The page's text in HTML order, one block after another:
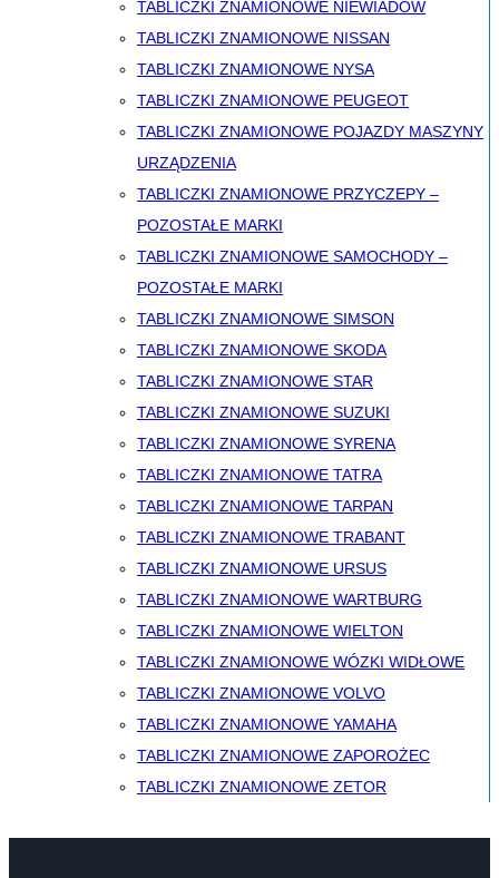
TABLICZKI ZNAMIONOWE NIEWIADÓW
TABLICZKI ZNAMIONOWE NISSAN
TABLICZKI ZNAMIONOWE NYSA
TABLICZKI ZNAMIONOWE PEUGEOT
TABLICZKI ZNAMIONOWE POJAZDY MASZYNY
URZĄDZENIA
TABLICZKI ZNAMIONOWE PRZYCZEPY –
POZOSTAŁE MARKI
TABLICZKI ZNAMIONOWE SAMOCHODY –
POZOSTAŁE MARKI
TABLICZKI ZNAMIONOWE SIMSON
TABLICZKI ZNAMIONOWE SKODA
TABLICZKI ZNAMIONOWE STAR
TABLICZKI ZNAMIONOWE SUZUKI
TABLICZKI ZNAMIONOWE SYRENA
TABLICZKI ZNAMIONOWE TATRA
TABLICZKI ZNAMIONOWE TARPAN
TABLICZKI ZNAMIONOWE TRABANT
TABLICZKI ZNAMIONOWE URSUS
TABLICZKI ZNAMIONOWE WARTBURG
TABLICZKI ZNAMIONOWE WIELTON
TABLICZKI ZNAMIONOWE WÓZKI WIDŁOWE
TABLICZKI ZNAMIONOWE VOLVO
TABLICZKI ZNAMIONOWE YAMAHA
TABLICZKI ZNAMIONOWE ZAPOROŻEC
TABLICZKI ZNAMIONOWE ZETOR